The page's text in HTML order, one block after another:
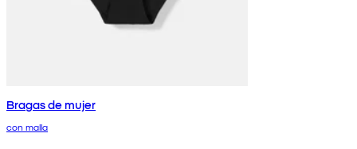
Bragas de mujer
con malla